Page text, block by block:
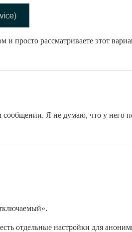
просто рассматриваете этот
Я не думаю, что у него
отдельные настройки для